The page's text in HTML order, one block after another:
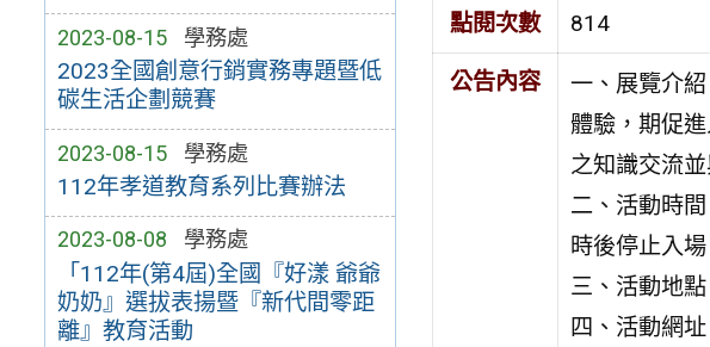
2023-08-15 學務處
2023全國創意行銷實務專題暨低
碳生活企劃競賽
2023-08-15 學務處
112年孝道教育系列比賽辦法
2023-08-08 學務處
「112年(第4屆)全國『好漾 爺爺
奶奶』選拔表揚暨『新代間零距
離』教育活動
點閱次數 814
公告內容
一、展覽介
體驗，期促
之知識交流
二、活動時
時後停止入場
三、活動地
四、活動網